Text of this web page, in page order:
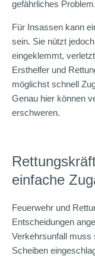
gefährliches Problem.
Für Insassen kann
sein. Sie nützt
eingeklemmt,
Ersthelfer und
möglichst schnell
Genau hier können
erschweren.
einfache
Feuerwehr und
Entscheidungen
Verkehrsunfall muss
Scheiben